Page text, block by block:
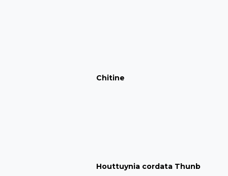
Chitine
Houttuynia cordata Thunb